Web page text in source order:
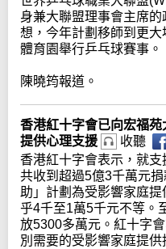
身兼大聯盟理事會主席
想，今年計劃移師到更
體育園舉行乒乓球賽事。
陳曉筠報道。
香港紅十字會已向宏福
提供心理支援
收聽
香港紅十字會表示，就
共收到超過5億3千萬元
助」計劃為受影響家庭
乎4千至1萬5千元不等。
放5300多萬元。紅十字
別需要的受影響家庭提供